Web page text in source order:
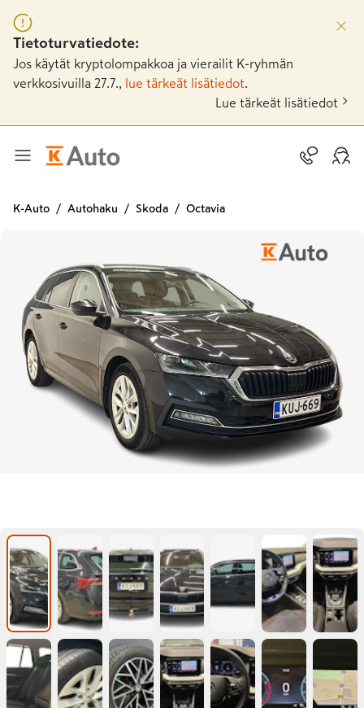
Tietoturvatiedote:
Jos käytät kryptolompakkoa ja vierailit K-ryhmän
verkkosivuilla 27.7.,
lue tärkeät lisätiedot
Lue tärkeät lisätiedot
K-Auto Autohaku Skoda Octavia